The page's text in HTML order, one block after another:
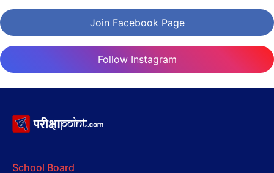
Join Facebook Page
Follow Instagram
School Board